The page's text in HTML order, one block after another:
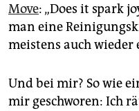
Move: „Does it spark
man eine
meistens auch wieder
Und bei mir? So wie
mir geschworen: Ich